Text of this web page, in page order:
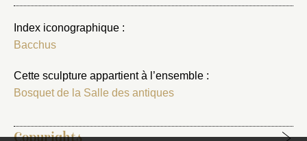
Index iconographique :
Bacchus
Cette sculpture appartient à l’ensemble :
Bosquet de la Salle des antiques